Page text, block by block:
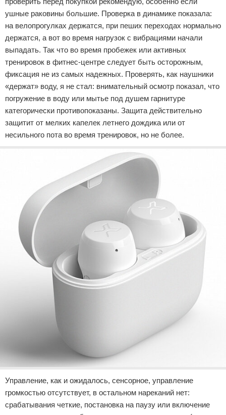
ушные раковины большие. Проверка в динамике показала:
на велопрогулках держатся, при пеших переходах нормально
держатся, а вот во время нагрузок с вибрациями начали
выпадать. Так что во время пробежек или активных
тренировок в фитнес-центре следует быть осторожным,
фиксация не из самых надежных. Проверять, как наушники
«держат» воду, я не стал: внимательный осмотр показал, что
погружение в воду или мытье под душем гарнитуре
категорически противопоказаны. Защита действительно
защитит от мелких капелек летнего дождика или от
несильного пота во время тренировок, но не более.
Управление, как и ожидалось, сенсорное, управление
громкостью отсутствует, в остальном нареканий нет:
срабатывания четкие, постановка на паузу или включение